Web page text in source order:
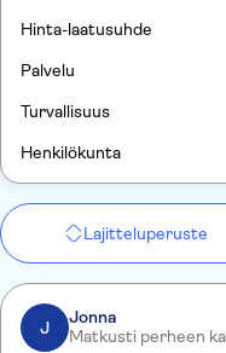
Hinta-laatusuhde
Palvelu
Turvallisuus
Henkilökunta
Lajitteluperuste
J
Jonna
Matkusti perheen